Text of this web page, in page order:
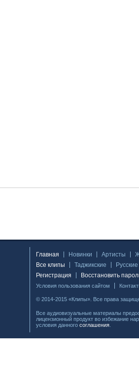
Главная Новинки Артисты
Все клипы
Таджикские
Русские
Регистрация
Восстановить
Условия пользования сайтом
© 2014-2015 «Клипы». Все права
Все аудиовизуальные материалы
лицензионный продукт во избежание
условия данного соглашения